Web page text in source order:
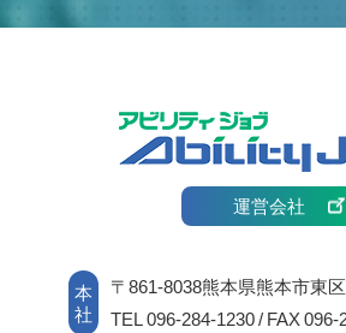
運営会社
本
社
〒861-8038熊本県熊本市東
TEL 096-284-1230 / FAX 096-